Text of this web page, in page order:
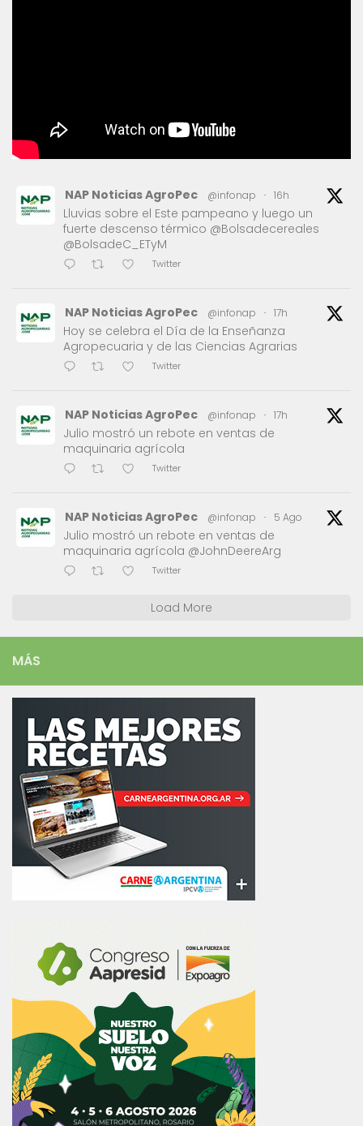
NAP Noticias AgroPec @infonap · 16h
Lluvias sobre el Este pampeano y luego un
fuerte descenso térmico @Bolsadecereales
@BolsadeC_ETyM
Twitter
NAP Noticias AgroPec @infonap · 17h
Hoy se celebra el Día de la Enseñanza
Agropecuaria y de las Ciencias Agrarias
Twitter
NAP Noticias AgroPec @infonap · 17h
Julio mostró un rebote en ventas de
maquinaria agrícola
Twitter
NAP Noticias AgroPec @infonap · 5 Ago
Julio mostró un rebote en ventas de
maquinaria agrícola @JohnDeereArg
Twitter
Load More
MÁS